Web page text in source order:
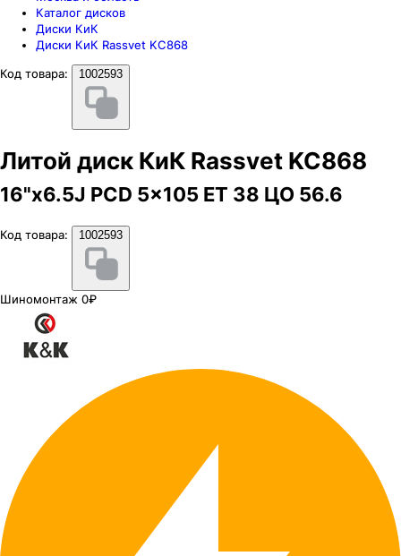
Каталог дисков
Диски КиК
Диски КиК Rassvet KC868
Код товара:
1002593
Литой диск КиК Rassvet KC868
16"x6.5J PCD 5x105 ЕТ 38 ЦО 56.6
Код товара: 1002593
Шиномонтаж 0₽